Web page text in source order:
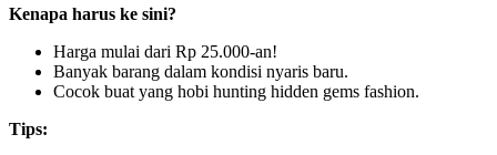
Kenapa harus ke sini?
Harga mulai dari Rp 25.000-an!
Banyak barang dalam kondisi nyaris baru.
Cocok buat yang hobi hunting hidden gems fashion.
Tips: